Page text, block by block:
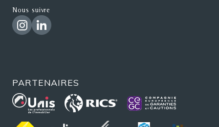
Nous suivre
PARTENAIRES